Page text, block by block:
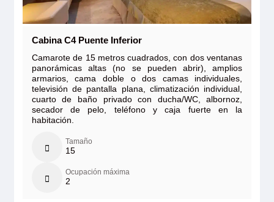
Cabina C4 Puente Inferior
Camarote de 15 metros cuadrados, con dos ventanas
panorámicas altas (no se pueden abrir), amplios
armarios, cama doble o dos camas individuales,
televisión de pantalla plana, climatización individual,
cuarto de baño privado con ducha/WC, albornoz,
secador de pelo, teléfono y caja fuerte en la
habitación.
Tamaño
15
Ocupación máxima
2